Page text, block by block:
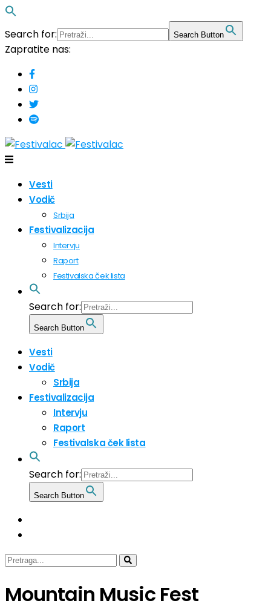
Search for: Search Button
Zapratite nas:
Vesti
Vodič
Srbija
Festivalizacija
Intervju
Raport
Festivalska ček lista
Search for:
Search Button
Vesti
Vodič
Srbija
Festivalizacija
Intervju
Raport
Festivalska ček lista
Search for:
Search Button
Mountain Music Fest